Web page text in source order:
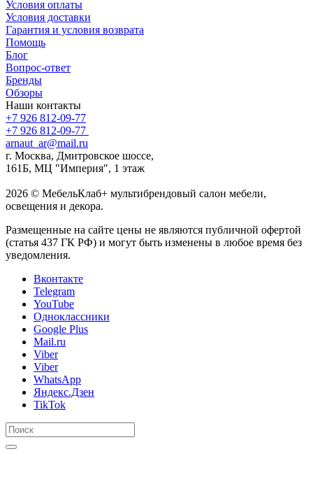
Условия оплаты
Условия доставки
Гарантия и условия возврата
Помощь
Блог
Вопрос-ответ
Бренды
Обзоры
Наши контакты
+7 926 812-09-77
+7 926 812-09-77
arnaut_ar@mail.ru
г. Москва, Дмитровское шоссе,
161Б, МЦ "Империя", 1 этаж
2026 © МебельКлаб+ мультибрендовый салон мебели,
освещения и декора.
Размещенные на сайте цены не являются публичной офертой
(статья 437 ГК РФ) и могут быть изменены в любое время без
уведомления.
Вконтакте
Telegram
YouTube
Одноклассники
Google Plus
Mail.ru
Viber
Viber
WhatsApp
Яндекс.Дзен
TikTok